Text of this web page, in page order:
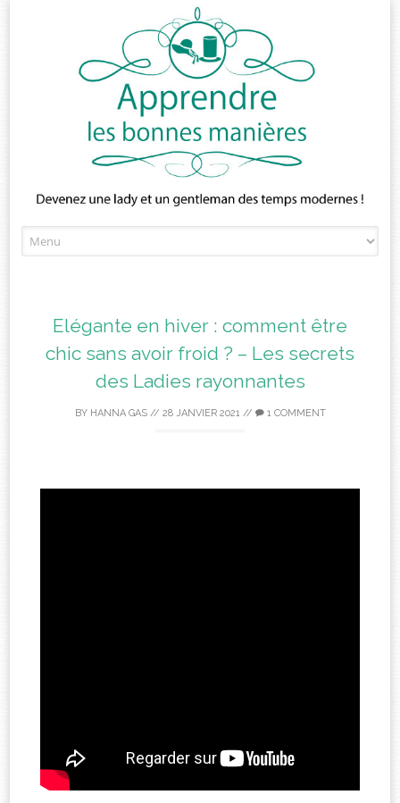
to
Elégante en hiver : comment être
chic sans avoir froid ? – Les secrets
des Ladies rayonnantes
BY HANNA GAS// 28 JANVIER 2021// 1 COMMENT